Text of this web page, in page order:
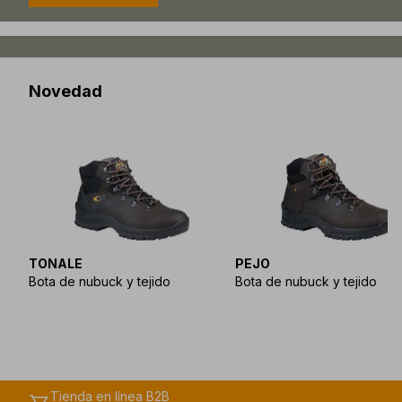
Novedad
TONALE
Bota de nubuck y tejido
PEJO
Bota de nubuck y tejido
Tienda en línea B2B